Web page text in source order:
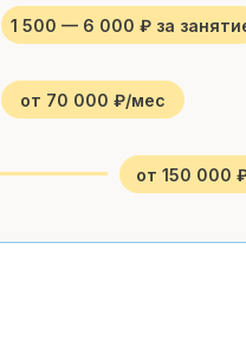
1 500 — 6 000 ₽ за
от 150 000
от 70 000 ₽/мес